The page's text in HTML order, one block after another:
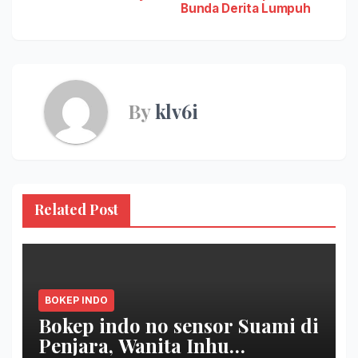
Bunda Derita Lumpuh
Byklv6i
Related Post
BOKEP INDO
Bokep indo no sensor Suami di
Penjara, Wanita Inhu